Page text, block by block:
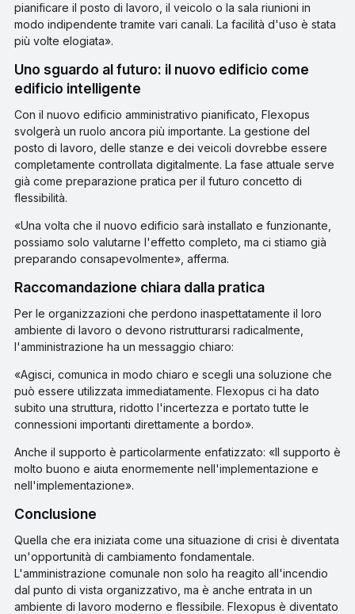
pianificare il posto di lavoro, il veicolo o la sala riunioni in
modo indipendente tramite vari canali. La facilità d'uso è stata
più volte elogiata».
Uno sguardo al futuro: il nuovo edificio come
edificio intelligente
Con il nuovo edificio amministrativo pianificato, Flexopus
svolgerà un ruolo ancora più importante. La gestione del
posto di lavoro, delle stanze e dei veicoli dovrebbe essere
completamente controllata digitalmente. La fase attuale serve
già come preparazione pratica per il futuro concetto di
flessibilità.
«Una volta che il nuovo edificio sarà installato e funzionante,
possiamo solo valutarne l'effetto completo, ma ci stiamo già
preparando consapevolmente», afferma.
Raccomandazione chiara dalla pratica
Per le organizzazioni che perdono inaspettatamente il loro
ambiente di lavoro o devono ristrutturarsi radicalmente,
l'amministrazione ha un messaggio chiaro:
«Agisci, comunica in modo chiaro e scegli una soluzione che
può essere utilizzata immediatamente. Flexopus ci ha dato
subito una struttura, ridotto l'incertezza e portato tutte le
connessioni importanti direttamente a bordo».
Anche il supporto è particolarmente enfatizzato: «Il supporto è
molto buono e aiuta enormemente nell'implementazione e
nell'implementazione».
conclusione
Quella che era iniziata come una situazione di crisi è diventata
un'opportunità di cambiamento fondamentale.
L'amministrazione comunale non solo ha reagito all'incendio
dal punto di vista organizzativo, ma è anche entrata in un
ambiente di lavoro moderno e flessibile. Flexopus è diventato